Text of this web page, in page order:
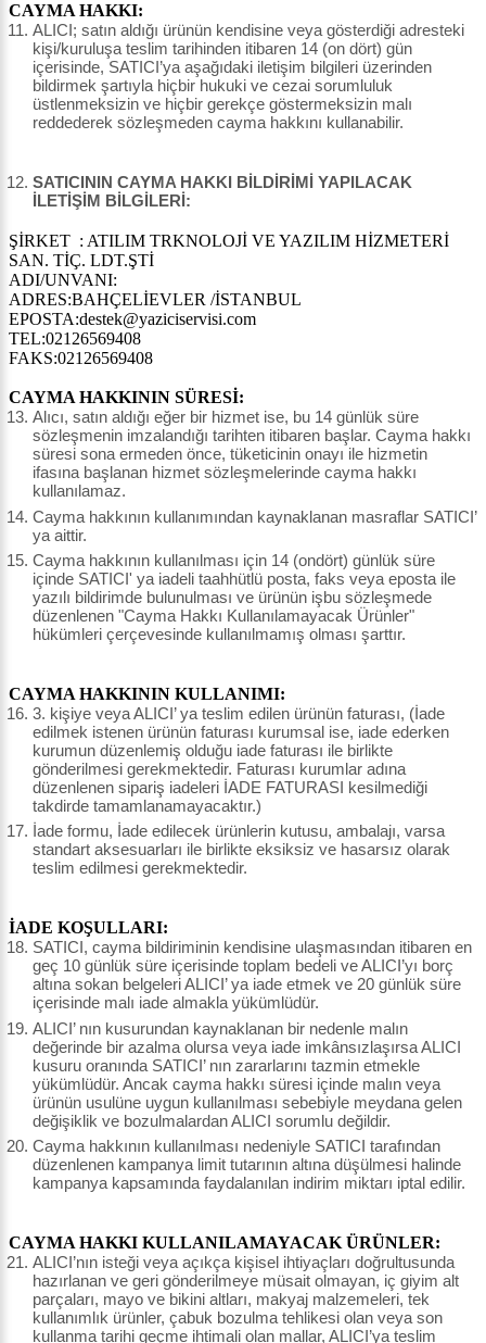
CAYMA HAKKI:
ALICI; satın aldığı ürünün kendisine veya gösterdiği adresteki
kişi/kuruluşa teslim tarihinden itibaren 14 (on dört) gün
içerisinde, SATICI’ya aşağıdaki iletişim bilgileri üzerinden
bildirmek şartıyla hiçbir hukuki ve cezai sorumluluk
üstlenmeksizin ve hiçbir gerekçe göstermeksizin malı
reddederek sözleşmeden cayma hakkını kullanabilir.
SATICININ CAYMA HAKKI BİLDİRİMİ YAPILACAK
İLETİŞİM BİLGİLERİ:
ŞİRKET : ATILIM TRKNOLOJİ VE YAZILIM HİZMETERİ
SAN. TİÇ. LDT.ŞTİ
ADI/UNVANI:
ADRES:BAHÇELİEVLER /İSTANBUL
EPOSTA:destek@yaziciservisi.com
TEL:02126569408
FAKS:02126569408
CAYMA HAKKININ SÜRESİ:
Alıcı, satın aldığı eğer bir hizmet ise, bu 14 günlük süre
sözleşmenin imzalandığı tarihten itibaren başlar. Cayma hakkı
süresi sona ermeden önce, tüketicinin onayı ile hizmetin
ifasına başlanan hizmet sözleşmelerinde cayma hakkı
kullanılamaz.
Cayma hakkının kullanımından kaynaklanan masraflar SATICI’
ya aittir.
Cayma hakkının kullanılması için 14 (ondört) günlük süre
içinde SATICI' ya iadeli taahhütlü posta, faks veya eposta ile
yazılı bildirimde bulunulması ve ürünün işbu sözleşmede
düzenlenen "Cayma Hakkı Kullanılamayacak Ürünler"
hükümleri çerçevesinde kullanılmamış olması şarttır.
CAYMA HAKKININ KULLANIMI:
3. kişiye veya ALICI’ ya teslim edilen ürünün faturası, (İade
edilmek istenen ürünün faturası kurumsal ise, iade ederken
kurumun düzenlemiş olduğu iade faturası ile birlikte
gönderilmesi gerekmektedir. Faturası kurumlar adına
düzenlenen sipariş iadeleri İADE FATURASI kesilmediği
takdirde tamamlanamayacaktır.)
İade formu, İade edilecek ürünlerin kutusu, ambalajı, varsa
standart aksesuarları ile birlikte eksiksiz ve hasarsız olarak
teslim edilmesi gerekmektedir.
İADE KOŞULLARI:
SATICI, cayma bildiriminin kendisine ulaşmasından itibaren en
geç 10 günlük süre içerisinde toplam bedeli ve ALICI’yı borç
altına sokan belgeleri ALICI’ ya iade etmek ve 20 günlük süre
içerisinde malı iade almakla yükümlüdür.
ALICI’ nın kusurundan kaynaklanan bir nedenle malın
değerinde bir azalma olursa veya iade imkânsızlaşırsa ALICI
kusuru oranında SATICI’ nın zararlarını tazmin etmekle
yükümlüdür. Ancak cayma hakkı süresi içinde malın veya
ürünün usulüne uygun kullanılması sebebiyle meydana gelen
değişiklik ve bozulmalardan ALICI sorumlu değildir.
Cayma hakkının kullanılması nedeniyle SATICI tarafından
düzenlenen kampanya limit tutarının altına düşülmesi halinde
kampanya kapsamında faydalanılan indirim miktarı iptal edilir.
CAYMA HAKKI KULLANILAMAYACAK ÜRÜNLER:
ALICI’nın isteği veya açıkça kişisel ihtiyaçları doğrultusunda
hazırlanan ve geri gönderilmeye müsait olmayan, iç giyim alt
parçaları, mayo ve bikini altları, makyaj malzemeleri, tek
kullanımlık ürünler, çabuk bozulma tehlikesi olan veya son
kullanma tarihi geçme ihtimali olan mallar, ALICI’ya teslim